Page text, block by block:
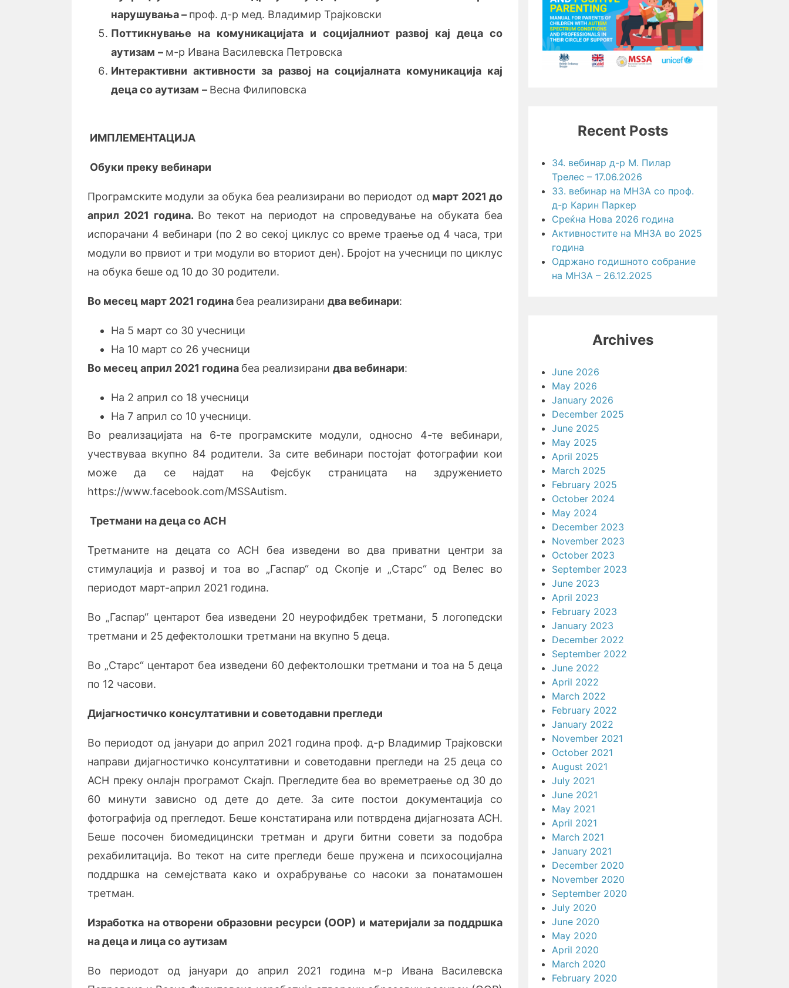
нарушувања– проф. д-р мед. Владимир Трајковски
Поттикнување на комуникацијата и социјалниот развој кај деца со
аутизам – м-р Ивана Василевска Петровска
Интерактивни активности за развој на социјалната комуникација кај
деца со аутизам – Весна Филиповска
ИМПЛЕМЕНТАЦИЈА
Обуки преку вебинари
Програмските модули за обука беа реализирани во периодот од март 2021 до
април 2021 година. Во текот на периодот на спроведување на обуката беа
испорачани 4 вебинари (по 2 во секој циклус со време траење од 4 часа, три
модули во првиот и три модули во вториот ден). Бројот на учесници по циклус
на обука беше од 10 до 30 родители.
Во месец март 2021 година беа реализирани два вебинари:
На 5 март со 30 учесници
На 10 март со 26 учесници
Во месец април 2021 година беа реализирани два вебинари:
На 2 април со 18 учесници
На 7 април со 10 учесници.
Во реaлизацијата на 6-те програмските модули, односно 4-те вебинари,
учествуваа вкупно 84 родители. За сите вебинари постојат фотографии кои
може да се најдат на Фејсбук страницата на здружението
https://www.facebook.com/MSSAutism.
Третмани на деца со АСН
Третманите на децата со АСН беа изведени во два приватни центри за
стимулација и развој и тоа во „Гаспар“ од Скопје и „Старс“ од Велес во
периодот март-април 2021 година.
Во „Гаспар“ центарот беа изведени 20 неурофидбек третмани, 5 логопедски
третмани и 25 дефектолошки третмани на вкупно 5 деца.
Во „Старс“ центарот беа изведени 60 дефектолошки третмани и тоа на 5 деца
по 12 часови.
Дијагностичко консултативни и советодавни прегледи
Во периодот од јануари до април 2021 година проф. д-р Владимир Трајковски
направи дијагностичко консултативни и советодавни прегледи на 25 деца со
АСН преку онлајн програмот Скајп. Прегледите беа во времетраење од 30 до
60 минути зависно од дете до дете. За сите постои документација со
фотографија од прегледот. Беше констатирана или потврдена дијагнозата АСН.
Беше посочен биомедицински третман и други битни совети за подобра
рехабилитација. Во текот на сите прегледи беше пружена и психосоцијална
поддршка на семејствата како и охрабрување со насоки за понатамошен
третман.
Изработка на отворени образовни ресурси (ООР) и материјали за поддршка
на деца и лица со аутизам
Во периодот од јануари до април 2021 година м-р Ивана Василевска
Recent Posts
34. вебинар д-р М. Пилар
Трелес – 17.06.2026
33. вебинар на МНЗА со проф.
д-р Карин Паркер
Среќна Нова 2026 година
Активностите на МНЗА во 2025
година
Одржано годишното собрание
на МНЗА – 26.12.2025
Archives
June 2026
May 2026
January 2026
December 2025
June 2025
May 2025
April 2025
March 2025
February 2025
October 2024
May 2024
December 2023
November 2023
October 2023
September 2023
June 2023
April 2023
February 2023
January 2023
December 2022
September 2022
June 2022
April 2022
March 2022
February 2022
January 2022
November 2021
October 2021
August 2021
July 2021
June 2021
May 2021
April 2021
March 2021
January 2021
December 2020
November 2020
September 2020
July 2020
June 2020
May 2020
April 2020
March 2020
February 2020